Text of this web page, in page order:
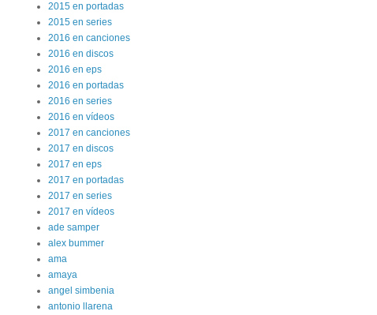
2015 en portadas
2015 en series
2016 en canciones
2016 en discos
2016 en eps
2016 en portadas
2016 en series
2016 en vídeos
2017 en canciones
2017 en discos
2017 en eps
2017 en portadas
2017 en series
2017 en vídeos
ade samper
alex bummer
ama
amaya
angel simbenia
antonio llarena